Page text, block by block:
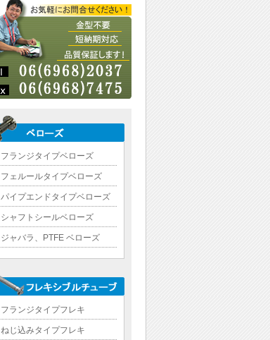
フランジタイプベローズ
フェルールタイプベローズ
パイプエンドタイプベローズ
シャフトシールベローズ
ジャバラ、PTFE ベローズ
フランジタイプフレキ
ねじ込みタイプフレキ